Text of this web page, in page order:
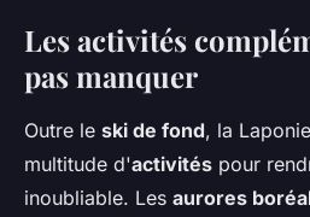
Les activités
pas manquer
Outre le ski de fond, la
multitude d'activités pour
inoubliable. Les aurores